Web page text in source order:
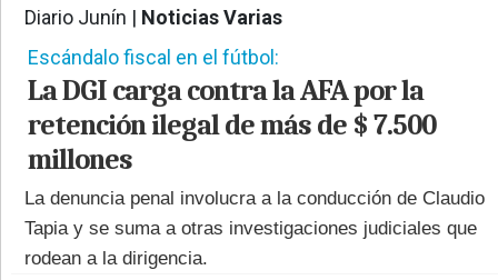
Diario Junín | Noticias Varias
Escándalo fiscal en el fútbol:
La DGI carga contra la AFA por la
retención ilegal de más de $ 7.500
millones
La denuncia penal involucra a la conducción de Claudio
Tapia y se suma a otras investigaciones judiciales que
rodean a la dirigencia.